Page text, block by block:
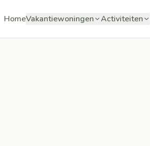
HomeVakantiewoningen Activiteiten